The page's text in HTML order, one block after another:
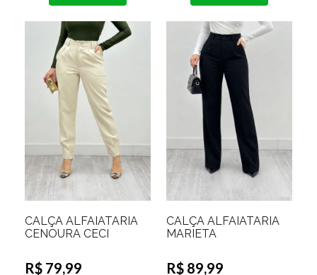
CALÇA ALFAIATARIA
CENOURA CECI
R$ 79,99
CALÇA ALFAIATARIA
MARIETA
R$ 89,99